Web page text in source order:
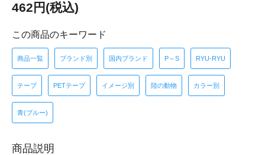
462円(税込)
この商品のキーワード
商品一覧 ブランド別 国内ブランド P～S RYU-RYU
テープ PETテープ イメージ別 陸の動物 カラー別
青(ブルー)
商品説明